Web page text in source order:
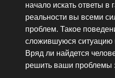
начало искать ответы в
реальности вы всеми
проблем. Такое
сложившуюся ситуацию
Вряд ли найдется
решить ваши проблемы